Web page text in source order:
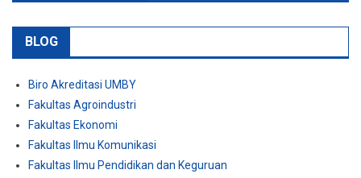
BLOG
Biro Akreditasi UMBY
Fakultas Agroindustri
Fakultas Ekonomi
Fakultas Ilmu Komunikasi
Fakultas Ilmu Pendidikan dan Keguruan